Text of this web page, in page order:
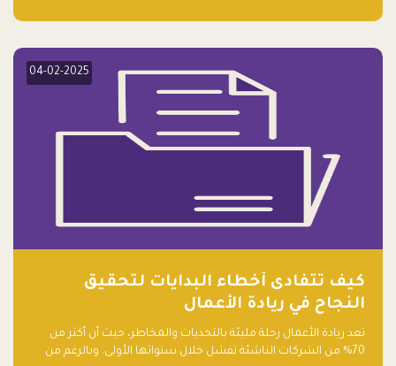
04-02-2025
كيف تتفادى أخطاء البدايات لتحقيق
النجاح في ريادة الأعمال
تعد ريادة الأعمال رحلة مليئة بالتحديات والمخاطر، حيث أن أكثر من
70% من الشركات الناشئة تفشل خلال سنواتها الأولى. وبالرغم من